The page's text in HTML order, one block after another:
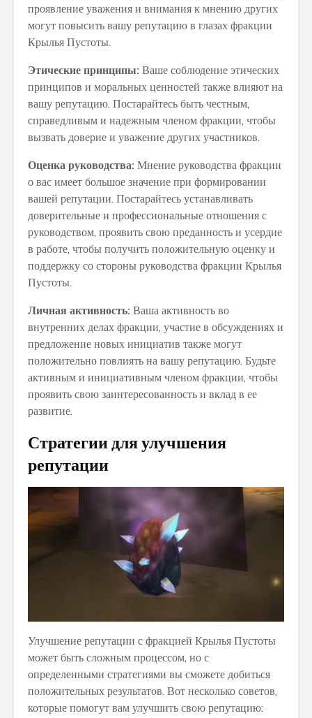
проявление уважения и внимания к мнению других
могут повысить вашу репутацию в глазах фракции
Крылья Пустоты.
Этические принципы: Ваше соблюдение этических
принципов и моральных ценностей также влияют на
вашу репутацию. Постарайтесь быть честным,
справедливым и надежным членом фракции, чтобы
вызвать доверие и уважение других участников.
Оценка руководства: Мнение руководства фракции
о вас имеет большое значение при формировании
вашей репутации. Постарайтесь устанавливать
доверительные и профессиональные отношения с
руководством, проявить свою преданность и усердие
в работе, чтобы получить положительную оценку и
поддержку со стороны руководства фракции Крылья
Пустоты.
Личная активность: Ваша активность во
внутренних делах фракции, участие в обсуждениях и
предложение новых инициатив также могут
положительно повлиять на вашу репутацию. Будьте
активным и инициативным членом фракции, чтобы
проявить свою заинтересованность и вклад в ее
развитие.
Стратегии для улучшения
репутации
Улучшение репутации с фракцией Крылья Пустоты
может быть сложным процессом, но с
определенными стратегиями вы сможете добиться
положительных результатов. Вот несколько советов,
которые помогут вам улучшить свою репутацию: